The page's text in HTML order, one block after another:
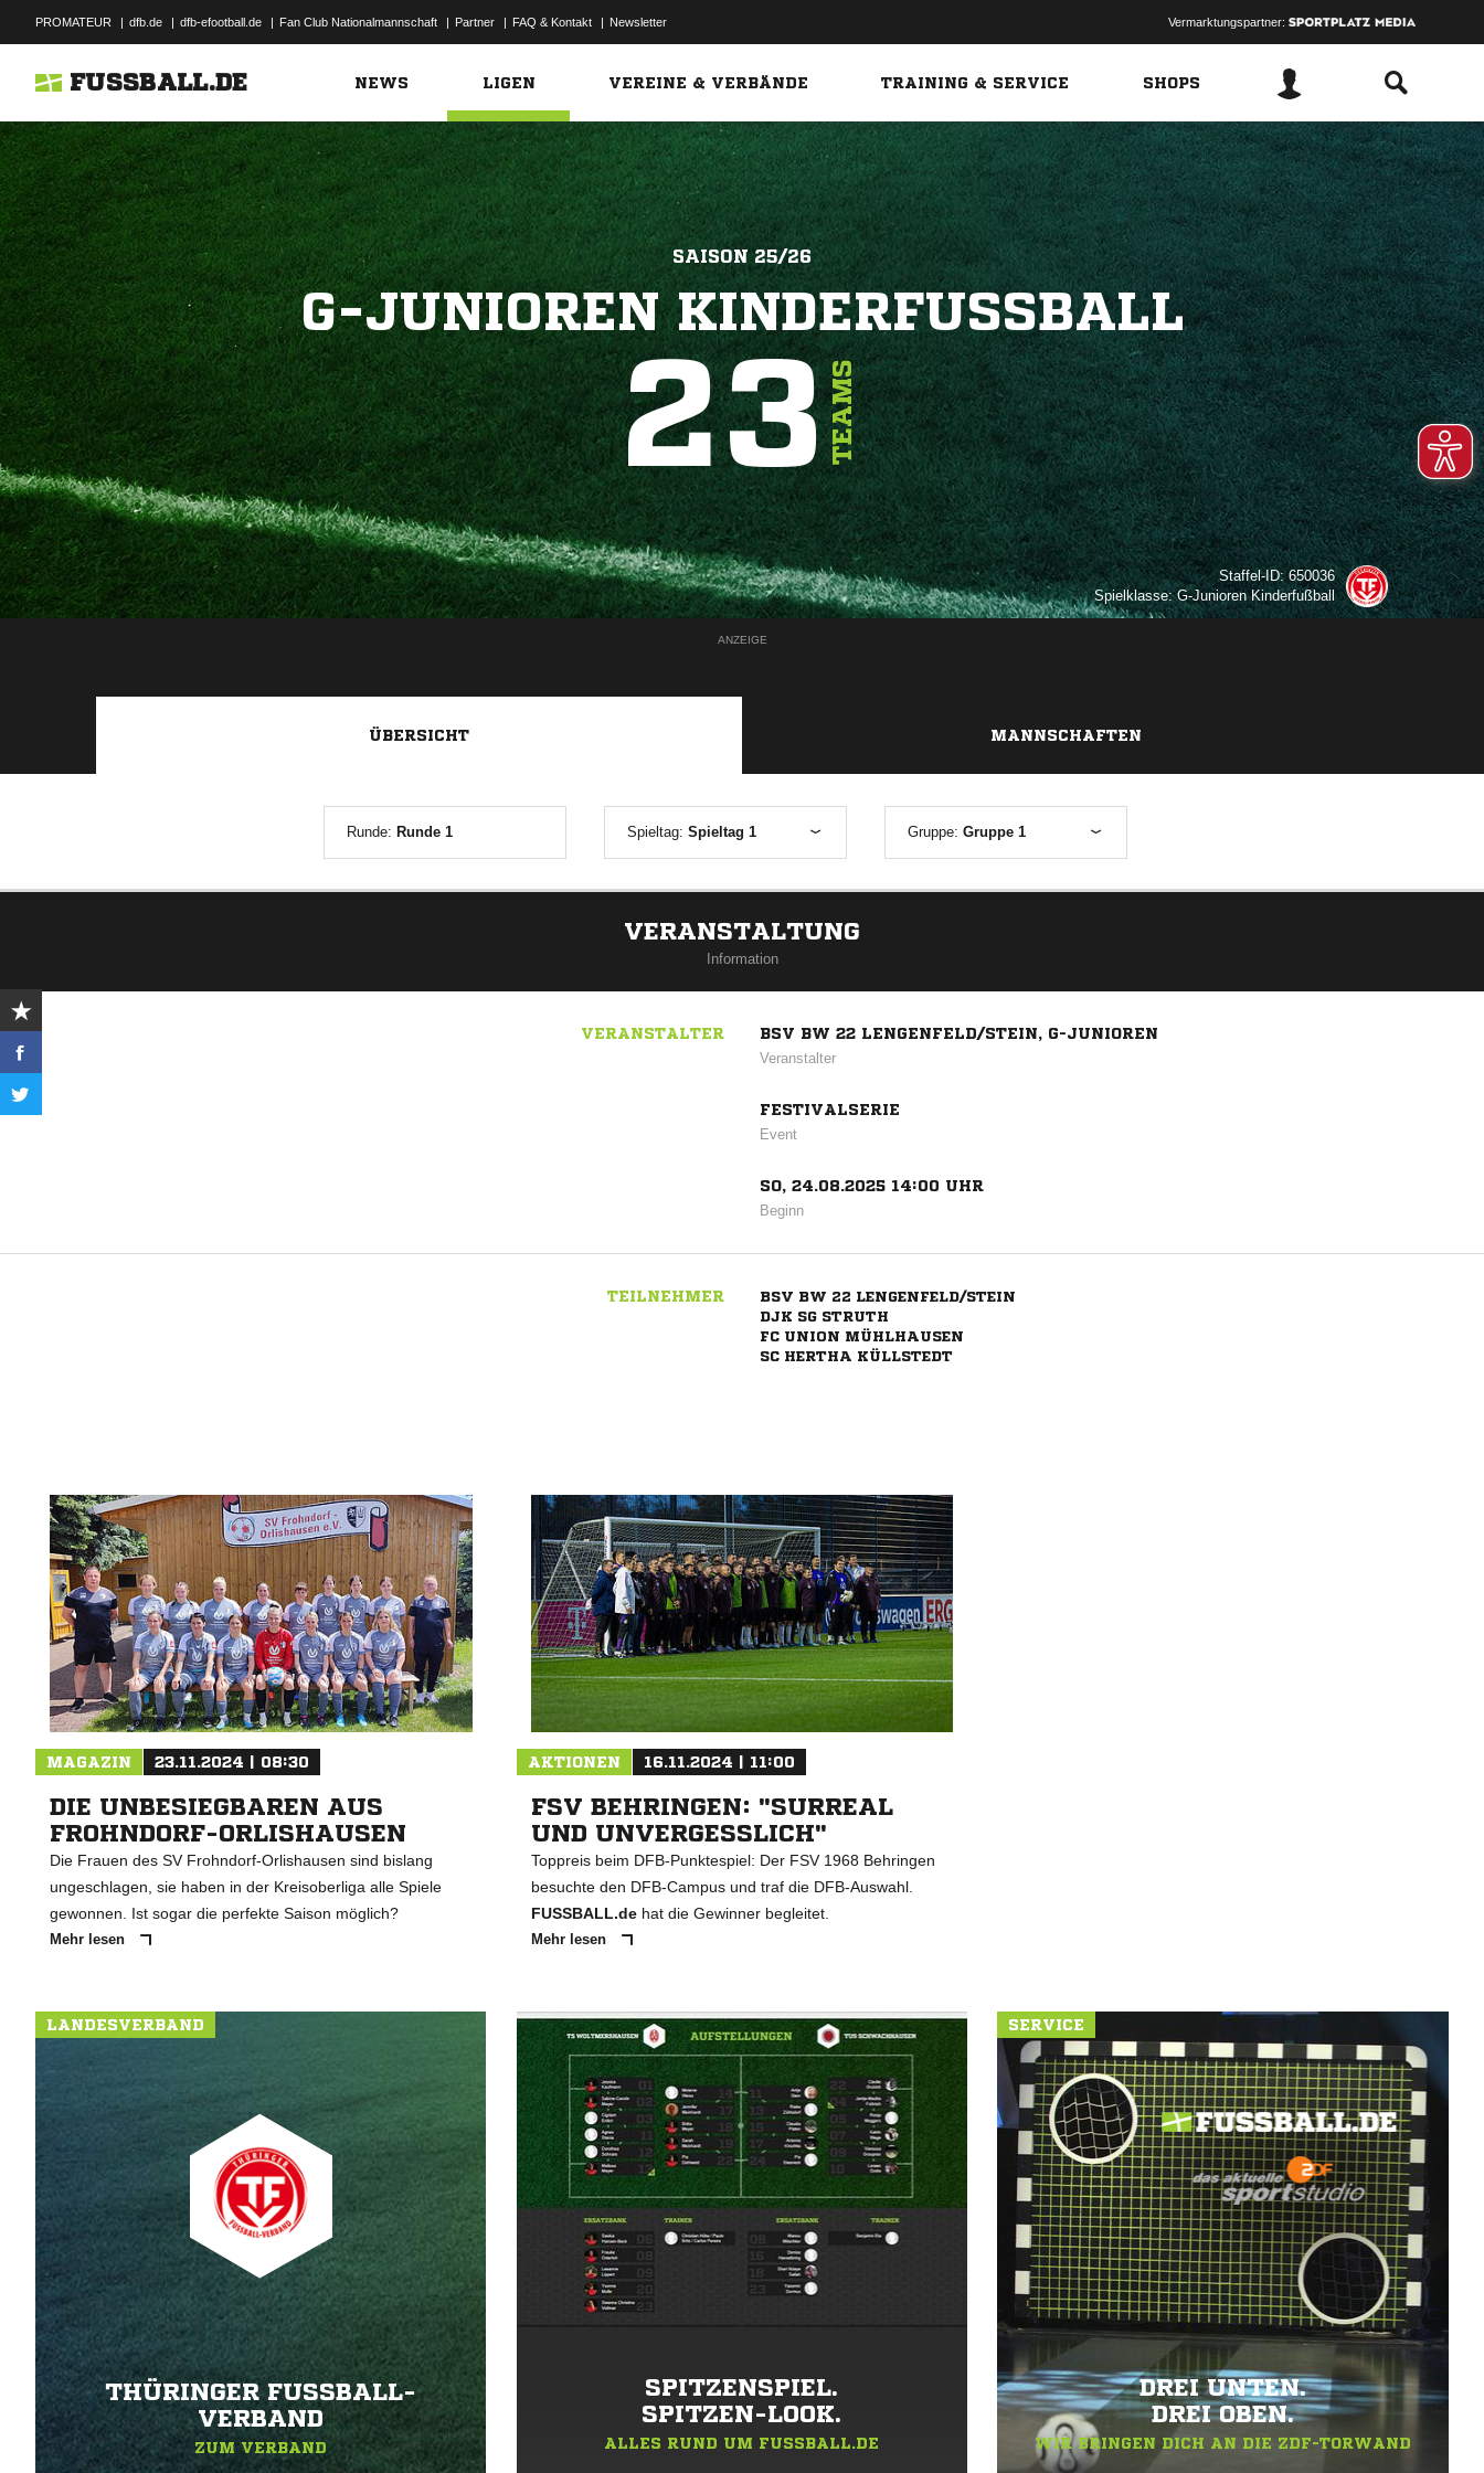
PROMATEUR | dfb.de | dfb-efootball.de | Fan Club Nationalmannschaft | Partner | FAQ & Kontakt | Newsletter Vermarktungspartner:
FUSSBALL.DE NEWS LIGEN VEREINE & VERBÄNDE TRAINING & SERVICE SHOPS
SAISON 25/26
G-JUNIOREN KINDERFUSSBALL
23TEAMS
Staffel-ID: 650036
Spielklasse: G-Junioren Kinderfußball
ANZEIGE
ÜBERSICHT MANNSCHAFTEN
Runde: Runde 1 Spieltag: Spieltag 1 Gruppe: Gruppe 1
VERANSTALTUNG
Information
VERANSTALTER BSV BW 22 LENGENFELD/STEIN, G-JUNIOREN
Veranstalter
FESTIVALSERIE
Event
SO, 24.08.2025 14:00 UHR
Beginn
TEILNEHMER
BSV BW 22 LENGENFELD/STEIN
DJK SG STRUTH
FC UNION MÜHLHAUSEN
SC HERTHA KÜLLSTEDT
MAGAZIN 23.11.2024 | 08:30
DIE UNBESIEGBAREN AUS
FROHNDORF-ORLISHAUSEN
Die Frauen des SV Frohndorf-Orlishausen sind bislang
ungeschlagen, sie haben in der Kreisoberliga alle Spiele
gewonnen. Ist sogar die perfekte Saison möglich?
Mehr lesen
AKTIONEN 16.11.2024 | 11:00
FSV BEHRINGEN: "SURREAL
UND UNVERGESSLICH"
Toppreis beim DFB-Punktespiel: Der FSV 1968 Behringen
besuchte den DFB-Campus und traf die DFB-Auswahl.
FUSSBALL.dehat die Gewinner begleitet.
Mehr lesen
LANDESVERBAND
THÜRINGER FUSSBALL-V
ERBAND
ZUM VERBAND
SPITZENSPIEL.
SPITZEN-LOOK.
ALLES RUND UM FUSSBALL.DE
SERVICE
DREI UNTEN.
DREI OBEN.
WIR BRINGEN DICH AN DIE ZDF-TORWAND